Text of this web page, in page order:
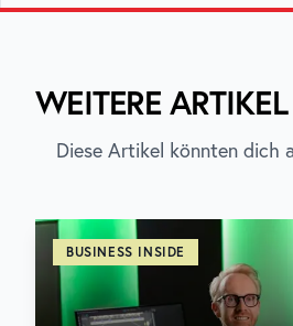
WEITERE
Diese Artikel könnten dich
BUSINESS INSIDE